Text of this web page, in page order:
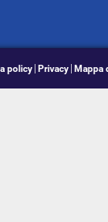
policy Privacy Mappa